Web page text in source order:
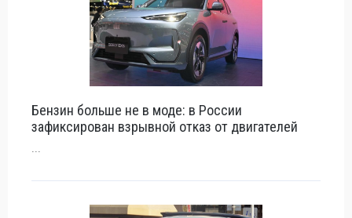
Бензин больше не в моде: в России
зафиксирован взрывной отказ от двигателей